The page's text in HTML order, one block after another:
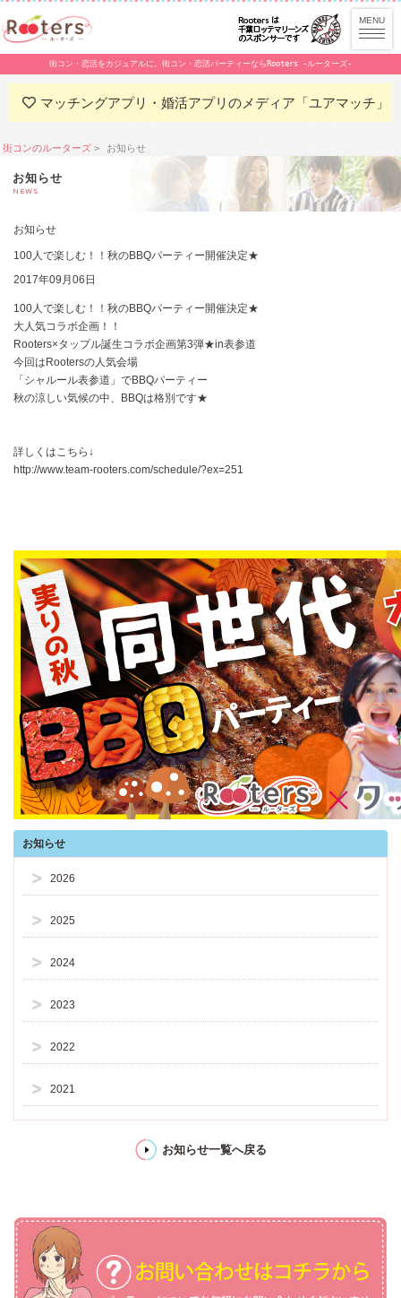
街コン・恋活をカジュアルに。街コン・恋活パーティーならRooters -ルーターズ-
マッチングアプリ・婚活アプリのメディア「ユアマッチ」
街コンのルーターズ お知らせ
お知らせ
NEWS
お知らせ
100人で楽しむ！！秋のBBQパーティー開催決定★
2017年09月06日
100人で楽しむ！！秋のBBQパーティー開催決定★
大人気コラボ企画！！
Rooters×タップル誕生コラボ企画第3弾★in表参道
今回はRootersの人気会場
「シャルール表参道」でBBQパーティー
秋の涼しい気候の中、BBQは格別です★
詳しくはこちら↓
http://www.team-rooters.com/schedule/?ex=251
お知らせ
2026
2025
2024
2023
2022
2021
お知らせ一覧へ戻る